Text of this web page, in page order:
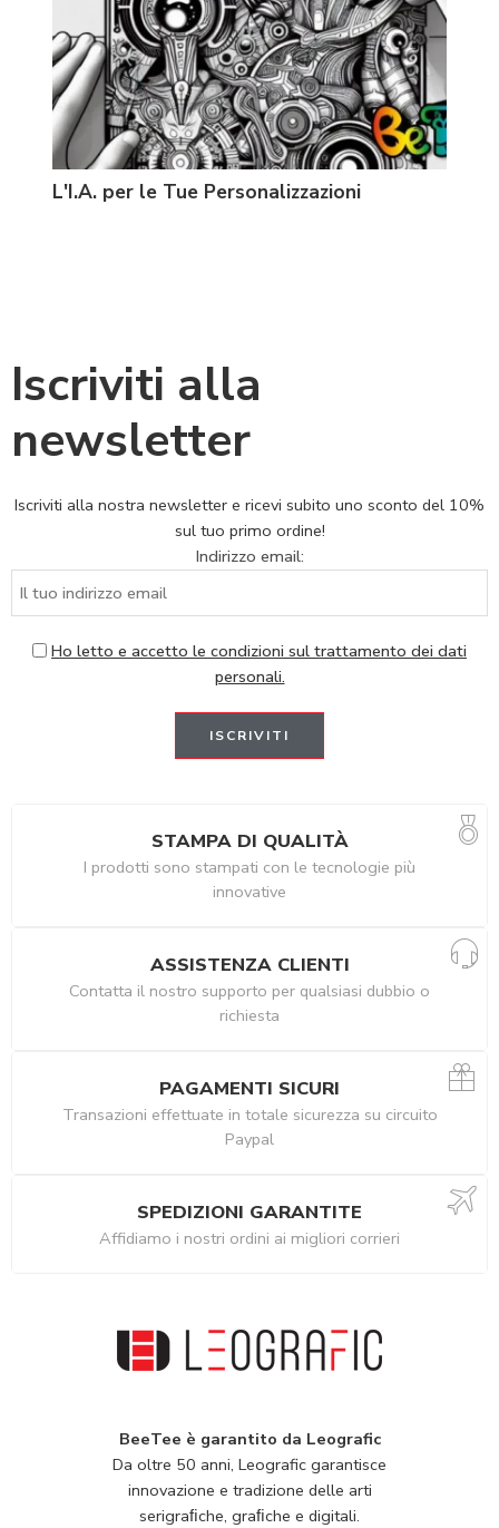
L'I.A. per le Tue Personalizzazioni
Iscriviti alla
newsletter
Iscriviti alla nostra newsletter e ricevi subito uno sconto del 10%
sul tuo primo ordine!
Indirizzo email:
Ho letto e accetto le condizioni sul trattamento dei dati
personali.
STAMPA DI QUALITÀ
I prodotti sono stampati con le tecnologie più
innovative
ASSISTENZA CLIENTI
Contatta il nostro supporto per qualsiasi dubbio o
richiesta
PAGAMENTI SICURI
Transazioni effettuate in totale sicurezza su circuito
Paypal
SPEDIZIONI GARANTITE
Affidiamo i nostri ordini ai migliori corrieri
BeeTee è garantito da Leografic
Da oltre 50 anni, Leografic garantisce
innovazione e tradizione delle arti
serigraﬁche, graﬁche e digitali.